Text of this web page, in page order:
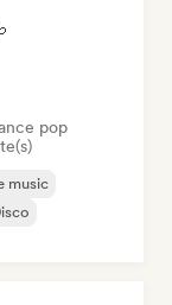
pop
music